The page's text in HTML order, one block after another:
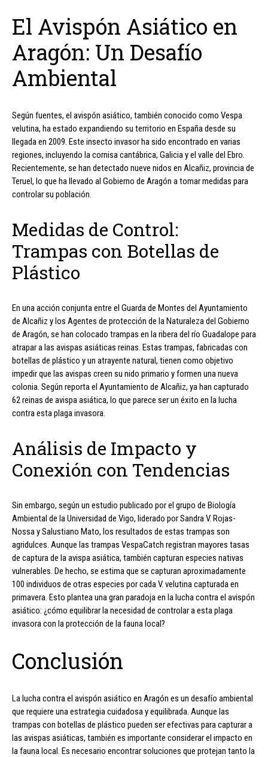
El Avispón Asiático en
Aragón: Un Desafío
Ambiental
Según fuentes, el avispón asiático, también conocido como Vespa
velutina, ha estado expandiendo su territorio en España desde su
llegada en 2009. Este insecto invasor ha sido encontrado en varias
regiones, incluyendo la cornisa cantábrica, Galicia y el valle del Ebro.
Recientemente, se han detectado nueve nidos en Alcañiz, provincia de
Teruel, lo que ha llevado al Gobierno de Aragón a tomar medidas para
controlar su población.
Medidas de Control:
Trampas con Botellas de
Plástico
En una acción conjunta entre el Guarda de Montes del Ayuntamiento
de Alcañiz y los Agentes de protección de la Naturaleza del Gobierno
de Aragón, se han colocado trampas en la ribera del río Guadalope para
atrapar a las avispas asiáticas reinas. Estas trampas, fabricadas con
botellas de plástico y un atrayente natural, tienen como objetivo
impedir que las avispas creen su nido primario y formen una nueva
colonia. Según reporta el Ayuntamiento de Alcañiz, ya han capturado
62 reinas de avispa asiática, lo que parece ser un éxito en la lucha
contra esta plaga invasora.
Análisis de Impacto y
Conexión con Tendencias
Sin embargo, según un estudio publicado por el grupo de Biología
Ambiental de la Universidad de Vigo, liderado por Sandra V. Rojas-
Nossa y Salustiano Mato, los resultados de estas trampas son
agridulces. Aunque las trampas VespaCatch registran mayores tasas
de captura de la avispa asiática, también capturan especies nativas
vulnerables. De hecho, se estima que se capturan aproximadamente
100 individuos de otras especies por cada V. velutina capturada en
primavera. Esto plantea una gran paradoja en la lucha contra el avispón
asiático: ¿cómo equilibrar la necesidad de controlar a esta plaga
invasora con la protección de la fauna local?
Conclusión
La lucha contra el avispón asiático en Aragón es un desafío ambiental
que requiere una estrategia cuidadosa y equilibrada. Aunque las
trampas con botellas de plástico pueden ser efectivas para capturar a
las avispas asiáticas, también es importante considerar el impacto en
la fauna local. Es necesario encontrar soluciones que protejan tanto la